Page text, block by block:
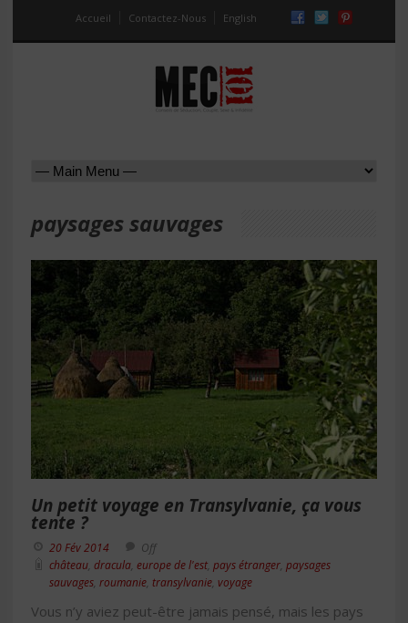
Accueil Contactez-Nous English
paysages sauvages
Un petit voyage en Transylvanie, ça vous
tente ?
20 Fév 2014
Off
château dracula europe de l'est pays étranger paysages
sauvages roumanie transylvanie voyage
Vous n’y aviez peut-être jamais pensé, mais les pays